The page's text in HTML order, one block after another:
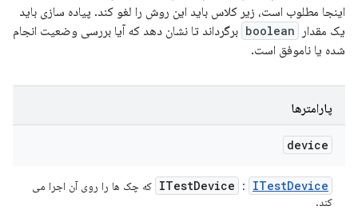
اینجا مطلوب است، زیر کلاس باید این روش را لغو کند. پیاده سازی باید
یک مقدار
boolean برگرداند تا نشان دهد که آیا بررسی وضعیت انجام
شده یا ناموفق است.
پارامترها
device
ITestDevice : ITestDevice
که چک ها را روی آن اجرا می
کند.